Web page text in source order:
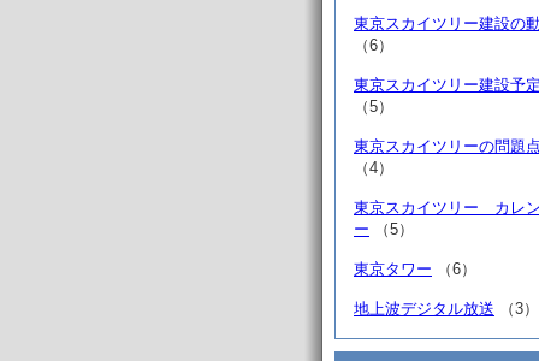
東京スカイツリー建設の
（6）
東京スカイツリー建設予
（5）
東京スカイツリーの問題点
（4）
東京スカイツリー カレ
ー （5）
東京タワー （6）
地上波デジタル放送 （3）